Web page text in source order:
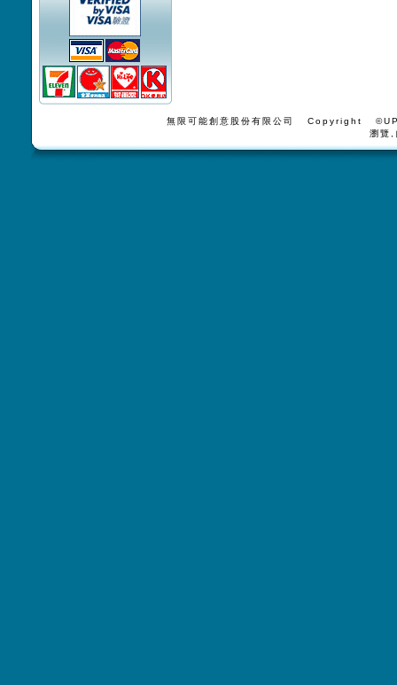
無限可能創意股份有限公司 Copyright
瀏